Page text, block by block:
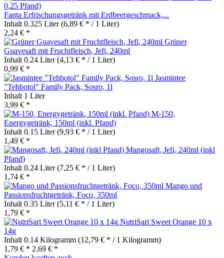
Fanta Erfrischungsgetränk mit Erdbeergeschmack,...
Inhalt 0.325 Liter(6,89 € * / 1 Liter)
2,24 € *
Grüner
Guavesaft mit Fruchtfleisch, Jefi, 240ml
Inhalt 0.24 Liter(4,13 € * / 1 Liter)
0,99 € *
Jasmintee
"Tehbotol" Family Pack, Sosro, 1l
Inhalt 1 Liter
3,99 € *
M-150,
Energygetränk, 150ml (inkl. Pfand)
Inhalt 0.15 Liter(9,93 € * / 1 Liter)
1,49 € *
Mangosaft, Jefi, 240ml (inkl
Pfand)
Inhalt 0.24 Liter(7,25 € * / 1 Liter)
1,74 € *
Mango und
Passionsfruchtgetränk, Foco, 350ml
Inhalt 0.35 Liter(5,11 € * / 1 Liter)
1,79 € *
NutriSari Sweet Orange 10 x
14g
Inhalt 0.14 Kilogramm (12,79 € * / 1 Kilogramm)
1,79 € * 2,69 € *